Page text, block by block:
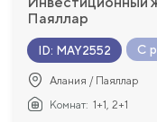
Паяллар
ID: MAY2552 С
Алания / Паяллар
Комнат: 1+1, 2+1